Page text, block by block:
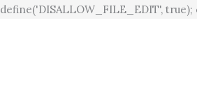
define('DISALLOW_FILE_EDIT',